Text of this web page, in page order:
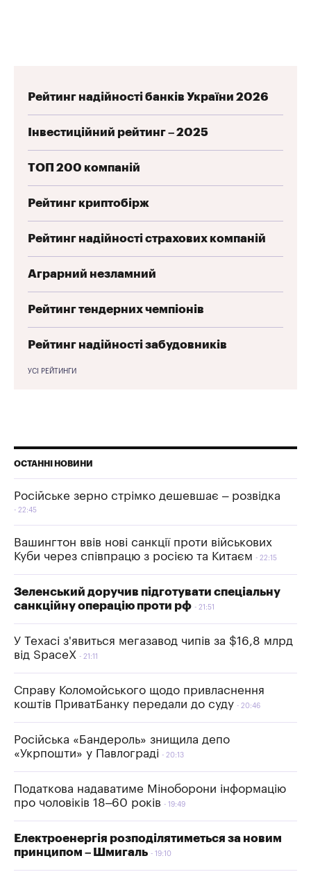
Рейтинг надійності банків України 2026
Інвестиційний рейтинг – 2025
ТОП 200 компаній
Рейтинг криптобірж
Рейтинг надійності страхових компаній
Аграрний незламний
Рейтинг тендерних чемпіонів
Рейтинг надійності забудовників
УСІ РЕЙТИНГИ
ОСТАННІ НОВИНИ
Російське зерно стрімко дешевшає – розвідка
22:45
Вашингтон ввів нові санкції проти військових
Куби через співпрацю з росією та Китаєм
22:15
Зеленський доручив підготувати спеціальну
санкційну операцію проти рф
21:51
У Техасі з'явиться мегазавод чипів за $16,8 млрд
від SpaceX
21:11
Справу Коломойського щодо привласнення
коштів ПриватБанку передали до суду
20:46
Російська «Бандероль» знищила депо
«Укрпошти» у Павлограді
20:13
Податкова надаватиме Міноборони інформацію
про чоловіків 18–60 років
19:49
Електроенергія розподілятиметься за новим
принципом – Шмигаль
19:10